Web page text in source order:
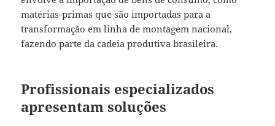
matérias-primas que são importadas para a
transformação em linha de montagem nacional,
fazendo parte da cadeia produtiva brasileira.
Profissionais especializados
apresentam soluções